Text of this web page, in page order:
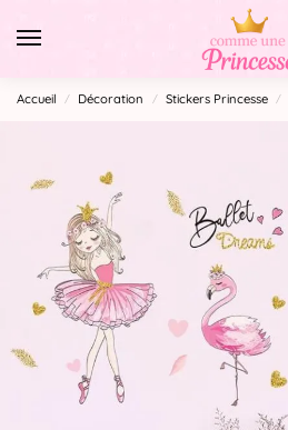
Accueil / Décoration / Stickers Princesse /